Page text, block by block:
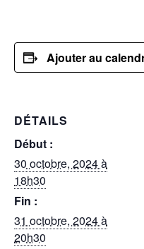
Ajouter au
DÉTAILS
Début :
30 octobre, 2024 à
18h30
Fin :
31 octobre, 2024 à
20h30